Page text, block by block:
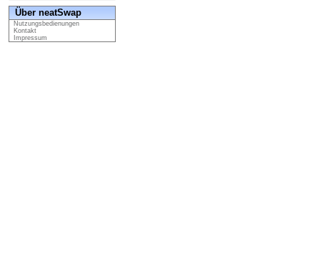
Über neatSwap
Nutzungsbedienungen
Kontakt
Impressum